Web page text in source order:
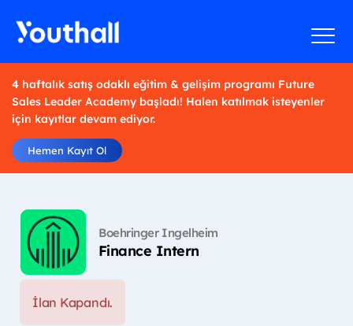
4 haftalık satış odaklı eğitim & gelişim programı Future
Sales Leader Academy başladı! Halen katılmak isteyenler
için kayıtlar devam ediyor.
Hemen Kayıt Ol
Boehringer Ingelheim
Finance Intern
İlan Kapandı.